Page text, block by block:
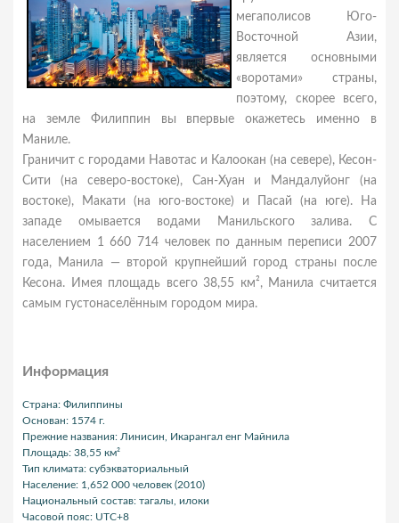
мегаполисов Юго-
Восточной Азии,
является основными
«воротами» страны,
поэтому, скорее всего,
на земле Филиппин вы впервые окажетесь именно в
Маниле.
Граничит с городами Навотас и Калоокан (на севере), Кесон-
Сити (на северо-востоке), Сан-Хуан и Мандалуйонг (на
востоке), Макати (на юго-востоке) и Пасай (на юге). На
западе омывается водами Манильского залива. С
населением 1 660 714 человек по данным переписи 2007
года, Манила — второй крупнейший город страны после
Кесона. Имея площадь всего 38,55 км², Манила считается
самым густонаселённым городом мира.
Информация
Страна: Филиппины
Основан: 1574 г.
Прежние названия: Линисин, Икарангал енг Майнила
Площадь: 38,55 км²
Тип климата: субэкваториальный
Население: 1,652 000 человек (2010)
Национальный состав: тагалы, илоки
Часовой пояс: UTC+8